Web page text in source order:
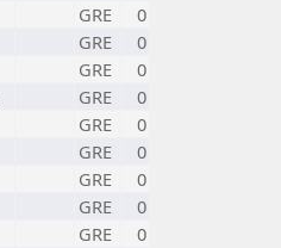
GRE
0
GRE
0
GRE
0
GRE
0
GRE
0
GRE
0
GRE
0
GRE
0
GRE
0